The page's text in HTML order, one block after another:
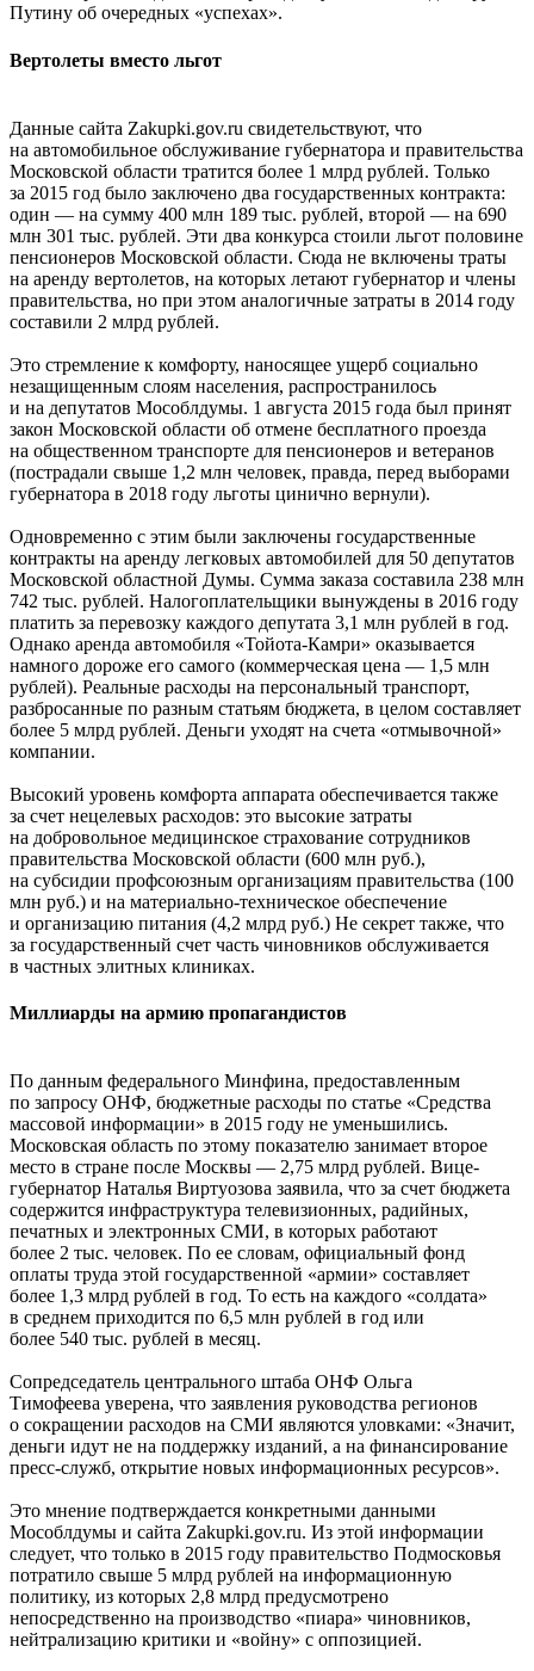
Путину об очередных «успехах».
Вертолеты вместо льгот
Данные сайта Zakupki.gov.ru свидетельствуют, что
на автомобильное обслуживание губернатора и правительства
Московской области тратится более 1 млрд рублей. Только
за 2015 год было заключено два государственных контракта:
один — на сумму 400 млн 189 тыс. рублей, второй — на 690
млн 301 тыс. рублей. Эти два конкурса стоили льгот половине
пенсионеров Московской области. Сюда не включены траты
на аренду вертолетов, на которых летают губернатор и члены
правительства, но при этом аналогичные затраты в 2014 году
составили 2 млрд рублей.
Это стремление к комфорту, наносящее ущерб социально
незащищенным слоям населения, распространилось
и на депутатов Мособлдумы. 1 августа 2015 года был принят
закон Московской области об отмене бесплатного проезда
на общественном транспорте для пенсионеров и ветеранов
(пострадали свыше 1,2 млн человек, правда, перед выборами
губернатора в 2018 году льготы цинично вернули).
Одновременно с этим были заключены государственные
контракты на аренду легковых автомобилей для 50 депутатов
Московской областной Думы. Сумма заказа составила 238 млн
742 тыс. рублей. Налогоплательщики вынуждены в 2016 году
платить за перевозку каждого депутата 3,1 млн рублей в год.
Однако аренда автомобиля «Тойота-Камри» оказывается
намного дороже его самого (коммерческая цена — 1,5 млн
рублей). Реальные расходы на персональный транспорт,
разбросанные по разным статьям бюджета, в целом составляет
более 5 млрд рублей. Деньги уходят на счета «отмывочной»
компании.
Высокий уровень комфорта аппарата обеспечивается также
за счет нецелевых расходов: это высокие затраты
на добровольное медицинское страхование сотрудников
правительства Московской области (600 млн руб.),
на субсидии профсоюзным организациям правительства (100
млн руб.) и на материально-техническое обеспечение
и организацию питания (4,2 млрд руб.) Не секрет также, что
за государственный счет часть чиновников обслуживается
в частных элитных клиниках.
Миллиарды на армию пропагандистов
По данным федерального Минфина, предоставленным
по запросу ОНФ, бюджетные расходы по статье «Средства
массовой информации» в 2015 году не уменьшились.
Московская область по этому показателю занимает второе
место в стране после Москвы — 2,75 млрд рублей. Вице-
губернатор Наталья Виртуозова заявила, что за счет бюджета
содержится инфраструктура телевизионных, радийных,
печатных и электронных СМИ, в которых работают
более 2 тыс. человек. По ее словам, официальный фонд
оплаты труда этой государственной «армии» составляет
более 1,3 млрд рублей в год. То есть на каждого «солдата»
в среднем приходится по 6,5 млн рублей в год или
более 540 тыс. рублей в месяц.
Сопредседатель центрального штаба ОНФ Ольга
Тимофеева уверена, что заявления руководства регионов
о сокращении расходов на СМИ являются уловками: «Значит,
деньги идут не на поддержку изданий, а на финансирование
пресс-служб, открытие новых информационных ресурсов».
Это мнение подтверждается конкретными данными
Мособлдумы и сайта Zakupki.gov.ru. Из этой информации
следует, что только в 2015 году правительство Подмосковья
потратило свыше 5 млрд рублей на информационную
политику, из которых 2,8 млрд предусмотрено
непосредственно на производство «пиара» чиновников,
нейтрализацию критики и «войну» с оппозицией.